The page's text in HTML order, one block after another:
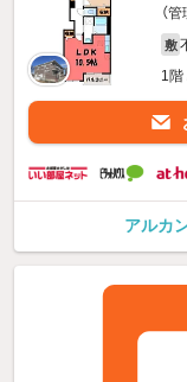
（
敷
1階
アルカ